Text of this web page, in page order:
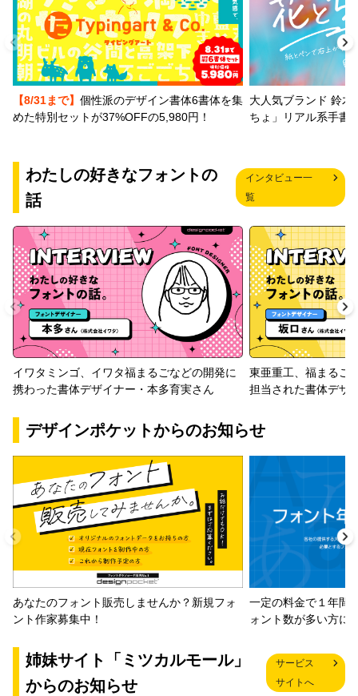
【8/31まで】 個性派のデザイン書体6書体を集
めた特別セットが37%OFFの5,980円！
大人気ブランド 鈴木
ちょ」リアル系手書
わたしの好きなフォントの
話
インタビュー一
覧
イワタミンゴ、イワタ福まるごなどの開発に
携わった書体デザイナー・本多育実さん
東亜重工、福まるご
担当された書体デザ
デザインポケットからのお知らせ
あなたのフォント販売しませんか？新規フォ
ント作家募集中！
一定の料金で１年間
ォント数が多い方に
姉妹サイト「ミツカルモール」
からのお知らせ
サービス
サイトへ